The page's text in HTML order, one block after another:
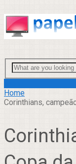
Home
Corinthians,